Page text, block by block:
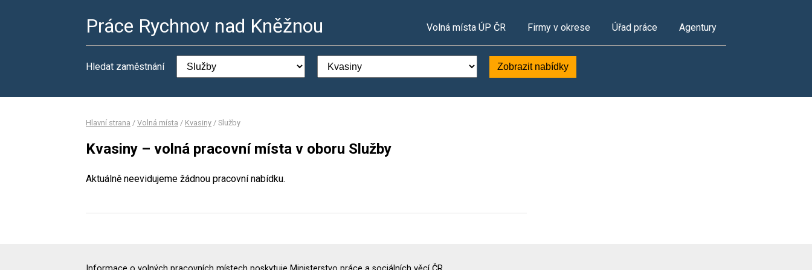
Práce Rychnov nad Kněžnou Volná místa ÚP ČR Firmy v okrese Úřad práce Agentury
Hledat zaměstnání Zobrazit nabídky
Hlavní strana / Volná místa / Kvasiny / Služby
Kvasiny – volná pracovní místa v oboru Služby
Aktuálně neevidujeme žádnou pracovní nabídku.